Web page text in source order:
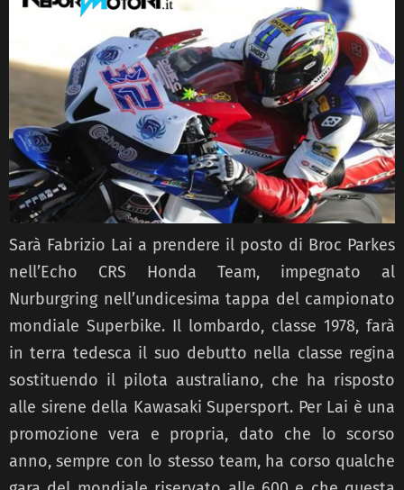
Sarà Fabrizio Lai a prendere il posto di Broc Parkes
nell’Echo CRS Honda Team, impegnato al
Nurburgring nell’undicesima tappa del campionato
mondiale Superbike. Il lombardo, classe 1978, farà
in terra tedesca il suo debutto nella classe regina
sostituendo il pilota australiano, che ha risposto
alle sirene della Kawasaki Supersport. Per Lai è una
promozione vera e propria, dato che lo scorso
anno, sempre con lo stesso team, ha corso qualche